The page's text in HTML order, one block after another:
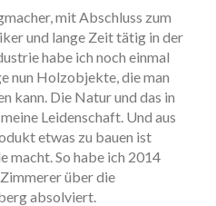
mit Abschluss zum
und lange Zeit tätig in der
habe ich noch einmal
nun Holzobjekte, die man
kann. Die Natur und das in
Leidenschaft. Und aus
etwas zu bauen ist
macht. So habe ich 2014
über die
absolviert.